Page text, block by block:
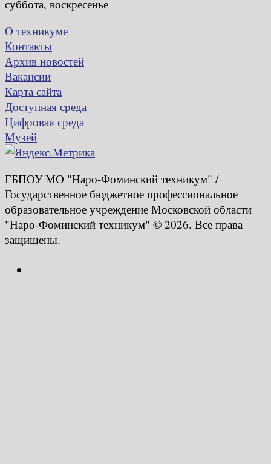
суббота, воскресенье
О техникуме
Контакты
Архив новостей
Вакансии
Карта сайта
Доступная среда
Цифровая среда
Музей
ГБПОУ МО "Наро-Фоминский техникум" /
Государственное бюджетное профессиональное
образовательное учреждение Московской области
"Наро-Фоминский техникум" © 2026. Все права
защищены.